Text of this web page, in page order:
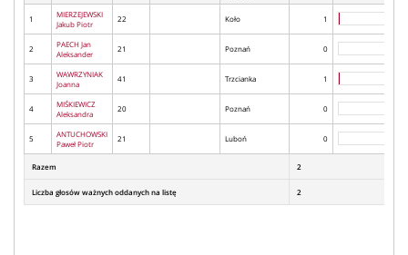
1
MIERZEJEWSKI
Jakub Piotr
22 Koło 1
2
PAECH Jan
Aleksander
21 Poznań 0
3
WAWRZYNIAK
Joanna
41 Trzcianka 1
4
MIŚKIEWICZ
Aleksandra
20 Poznań 0
5
ANTUCHOWSKI
Paweł Piotr
21 Luboń 0
Razem 2
Liczba głosów ważnych oddanych na listę 2